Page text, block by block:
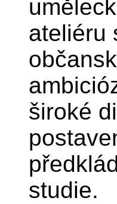
ateliéru
široké
studie.